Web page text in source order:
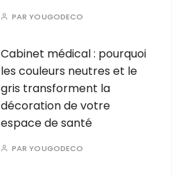
PARYOUGODECO
Cabinet médical : pourquoi
les couleurs neutres et le
gris transforment la
décoration de votre
espace de santé
PARYOUGODECO